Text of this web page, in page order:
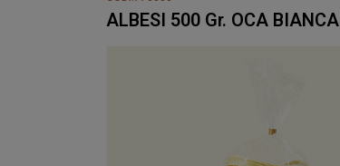
ALBESI 500 Gr. OCA BIANCA